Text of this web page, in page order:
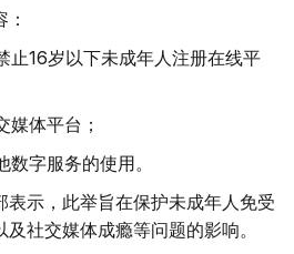
止16岁以下未成年人注册在线平
媒体平台；
字服务的使用。
表示，此举旨在保护未成年人免受
社交媒体成瘾等问题的影响。